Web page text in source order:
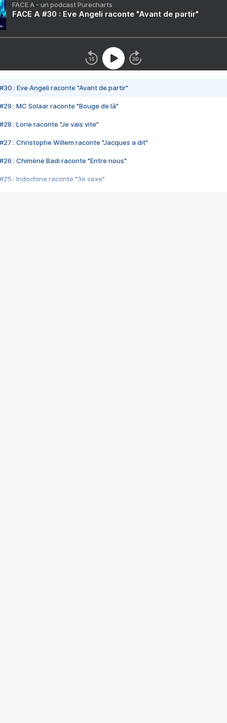
FACE A - un podcast Purecharts
FACE A #30 : Eve Angeli raconte "Avant de partir"
#30 : Eve Angeli raconte "Avant de partir"
#29 : MC Solaar raconte "Bouge de là"
#28 : Lorie raconte "Je vais vite"
#27 : Christophe Willem raconte "Jacques a dit"
#26 : Chimène Badi raconte "Entre nous"
#25 : Indochine raconte "3e sexe"